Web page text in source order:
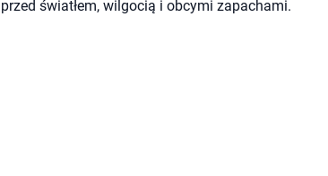
przed światłem, wilgocią i obcymi zapachami.